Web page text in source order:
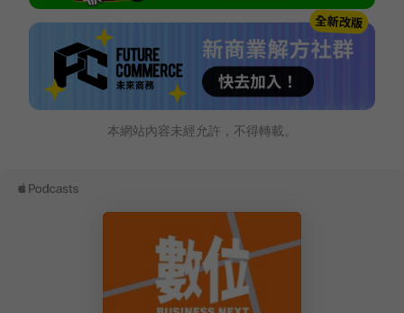
本網站內容未經允許，不得轉載。